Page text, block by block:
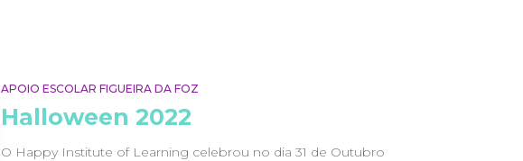
APOIO ESCOLAR FIGUEIRA DA FOZ
Halloween 2022
O Happy Institute of Learning celebrou no dia 31 de Outubro